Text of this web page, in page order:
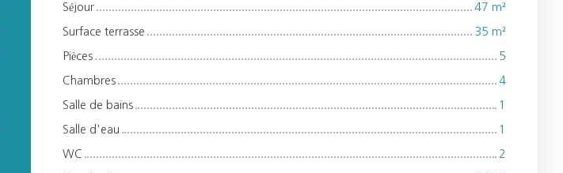
Séjour 47 m²
Surface terrasse 35 m²
Pièces 5
Chambres 4
Salle de bains 1
Salle d'eau 1
WC 2